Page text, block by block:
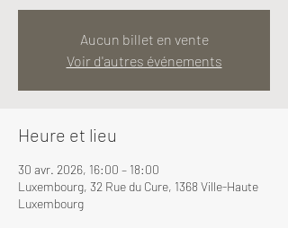
Aucun billet en vente
Voir d'autres événements
Heure et lieu
30 avr. 2026, 16:00 – 18:00
Luxembourg, 32 Rue du Cure, 1368 Ville-Haute
Luxembourg